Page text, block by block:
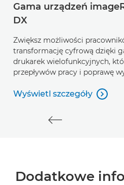
Gama urządzeń
DX
Zwiększ możliwości
transformację cyfrową dzięki
drukarek wielofunkcyjnych,
przepływów pracy i poprawę
Wyświetl szczegóły
Wyświetl szczegóły

Dodatkowe